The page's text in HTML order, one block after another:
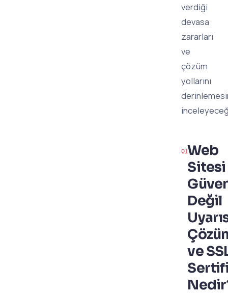
verdiği
devasa
zararları
ve
çözüm
yollarını
Web
Sitesi
Değil
ve